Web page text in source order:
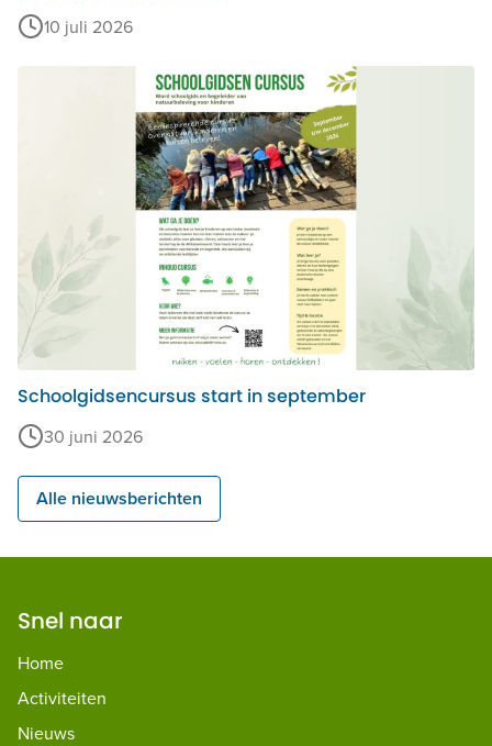
10 juli 2026
Schoolgidsencursus start in september
30 juni 2026
Alle nieuwsberichten
Snel naar
Home
Activiteiten
Nieuws